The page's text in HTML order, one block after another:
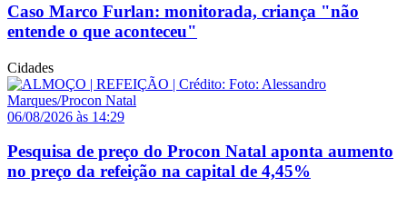
Caso Marco Furlan: monitorada, criança "não
entende o que aconteceu"
Cidades
06/08/2026 às 14:29
Pesquisa de preço do Procon Natal aponta aumento
no preço da refeição na capital de 4,45%